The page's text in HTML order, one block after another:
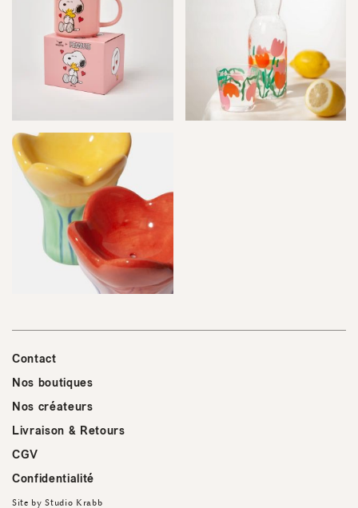
Contact
Nos boutiques
Nos créateurs
Livraison & Retours
CGV
Confidentialité
Site byStudio Krabb